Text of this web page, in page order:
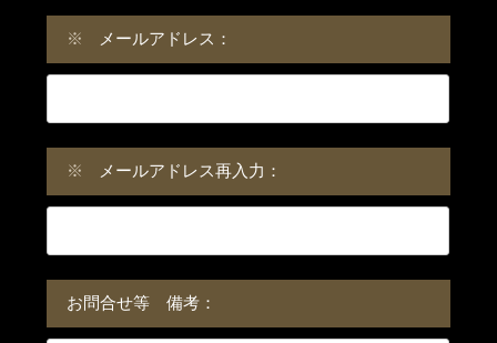
※ メールアドレス：
※ メールアドレス再入力：
お問合せ等 備考：